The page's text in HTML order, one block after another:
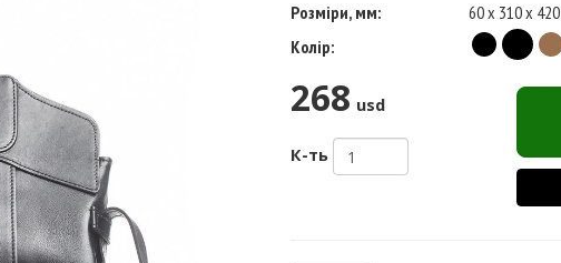
Розміри, мм:
60 x 310 x 420
Колір:
268 usd
К-ть